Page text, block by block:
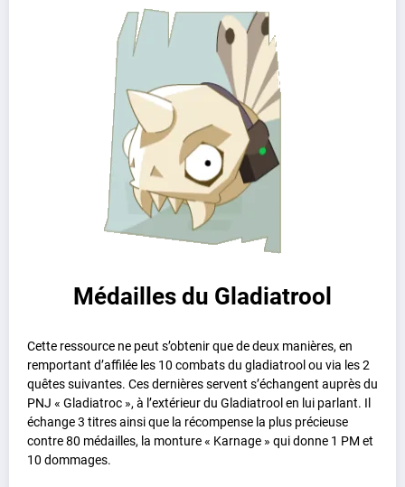
Médailles du Gladiatrool
Cette ressource ne peut s’obtenir que de deux manières, en
remportant d’affilée les 10 combats du gladiatrool ou via les 2
quêtes suivantes. Ces dernières servent s’échangent auprès du
PNJ « Gladiatroc », à l’extérieur du Gladiatrool en lui parlant. Il
échange 3 titres ainsi que la récompense la plus précieuse
contre 80 médailles, la monture « Karnage » qui donne 1 PM et
10 dommages.